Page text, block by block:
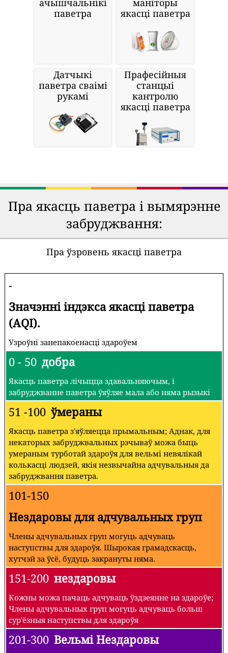
ачышчальнікі
паветра
маніторы
якасці паветра
Датчыкі
паветра сваімі
рукамі
Прафесійныя
станцыі
кантролю
якасці паветра
Пра якасць паветра і вымярэнне
забруджвання:
Пра ўзровень якасці паветра
-
Значэнні індэкса якасці паветра
(AQI).
Узроўні занепакоенасці здароўем
0 - 50 добра
Якасць паветра лічыцца здавальняючым, і
забруджванне паветра ўяўляе мала або няма рызыкі
51 -100 ўмераны
Якасць паветра з'яўляецца прымальным; Аднак, для
некаторых забруджвальных рэчываў можа быць
умераным турботай здароўя для вельмі невялікай
колькасці людзей, якія незвычайна адчувальныя да
забруджвання паветра.
101-150
Нездаровы для адчувальных груп
Члены адчувальных груп могуць адчуваць
наступствы для здароўя. Шырокая грамадскасць,
хутчэй за ўсё, будуць закрануты няма.
151-200 нездаровы
Кожны можа пачаць адчуваць ўздзеянне на здароўе;
Члены адчувальных груп могуць адчуваць больш
сур'ёзныя наступствы для здароўя
201-300 Вельмі Нездаровы